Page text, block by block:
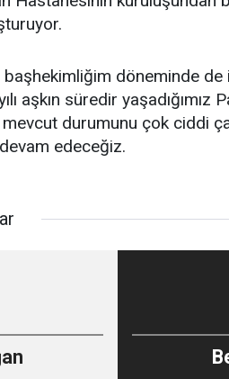
başhekimliğim döneminde
aşkın süredir yaşadığımız
mevcut durumunu çok ciddi
edeceğiz.